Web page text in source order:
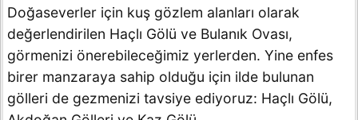
Doğaseverler için kuş gözlem alanları olarak
değerlendirilen Haçlı Gölü ve Bulanık Ovası,
görmenizi önerebileceğimiz yerlerden. Yine enfes
birer manzaraya sahip olduğu için ilde bulunan
gölleri de gezmenizi tavsiye ediyoruz: Haçlı Gölü,